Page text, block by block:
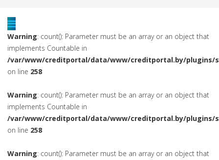
Warning: count(): Parameter must be an array or an object that
implements Countable in
/var/www/creditportal/data/www/creditportal.by/plugins/
on line 258
Warning: count(): Parameter must be an array or an object that
implements Countable in
/var/www/creditportal/data/www/creditportal.by/plugins/
on line 258
Warning: count(): Parameter must be an array or an object that